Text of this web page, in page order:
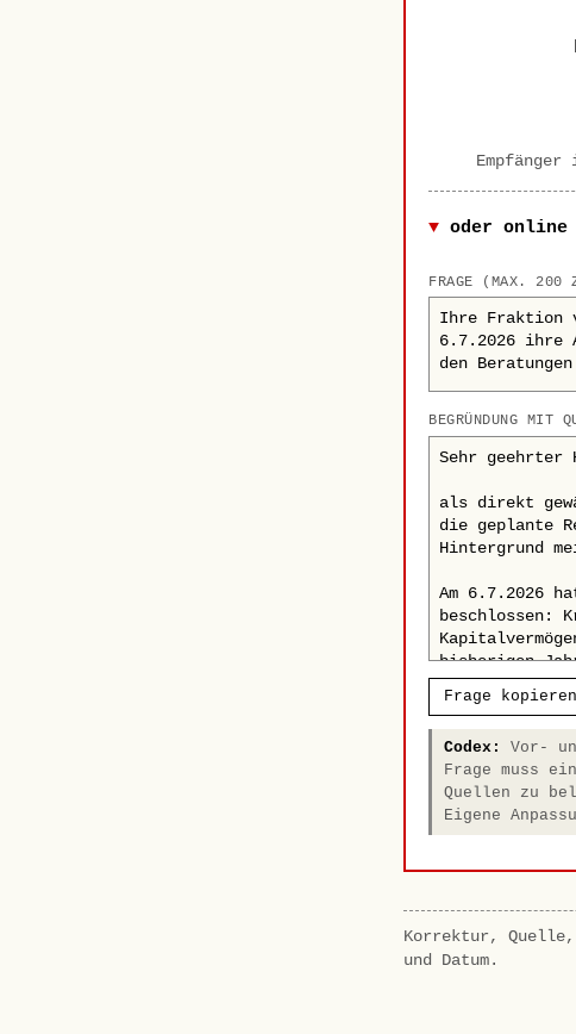
oder online
FRAGE (MAX. 200
BEGRÜNDUNG MIT
Frage kopieren
Codex:
Vor-
Frage muss
Quellen zu
Eigene
Korrektur,
und Datum.